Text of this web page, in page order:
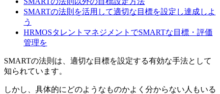
SMARTの法則を活用して適切な目標を設定し達成しよ
う
HRMOSタレントマネジメントでSMARTな目標・評価
管理を
SMARTの法則は、適切な目標を設定する有効な手法として
知られています。
しかし、具体的にどのようなものかよく分からない人もいる